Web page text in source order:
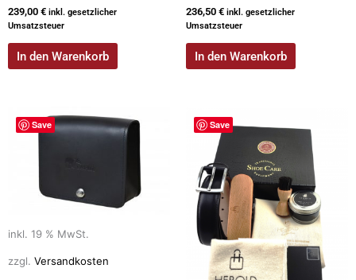
239,00 € inkl. gesetzlicher
Umsatzsteuer
In den Warenkorb
236,50 € inkl. gesetzlicher
Umsatzsteuer
In den Warenkorb
Save
inkl. 19 % MwSt.
zzgl. Versandkosten
Save
Dieses
Produkt
mehrere
Varianten
auf.
Die
Optionen
können